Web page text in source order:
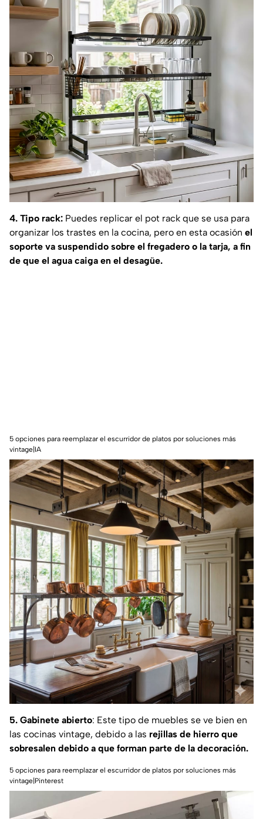
4. Tipo rack: Puedes replicar el pot rack que se usa para
organizar los trastes en la cocina, pero en esta ocasión el
soporte va suspendido sobre el fregadero o la tarja, a fin
de que el agua caiga en el desagüe.
5 opciones para reemplazar el escurridor de platos por soluciones más
vintage|IA
5. Gabinete abierto: Este tipo de muebles se ve bien en
las cocinas vintage, debido a las rejillas de hierro que
sobresalen debido a que forman parte de la decoración.
5 opciones para reemplazar el escurridor de platos por soluciones más
vintage|Pinterest